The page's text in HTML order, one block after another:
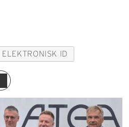
ELEKTRONISK ID